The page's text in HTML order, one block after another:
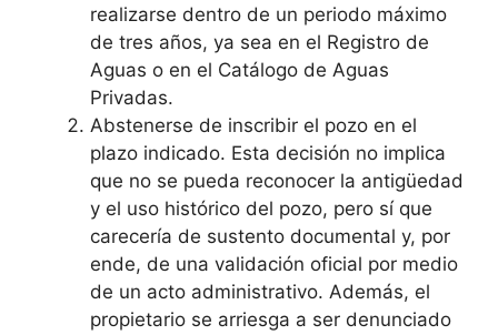
realizarse dentro de un periodo máximo
de tres años, ya sea en el Registro de
Aguas o en el Catálogo de Aguas
Privadas.
Abstenerse de inscribir el pozo en el
plazo indicado. Esta decisión no implica
que no se pueda reconocer la antigüedad
y el uso histórico del pozo, pero sí que
carecería de sustento documental y, por
ende, de una validación oficial por medio
de un acto administrativo. Además, el
propietario se arriesga a ser denunciado